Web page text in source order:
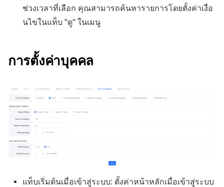
ช่วงเวลาที่เลือก คุณสามารถค้นหารายการโดยตั้งค่าเงื่อ
นไขในแท็บ "ดู" ในเมนู
การตั้งค่าบุคคล
แท็บเริ่มต้นเมื่อเข้าสู่ระบบ: ตั้งค่าหน้าหลักเมื่อเข้าสู่ระบบ